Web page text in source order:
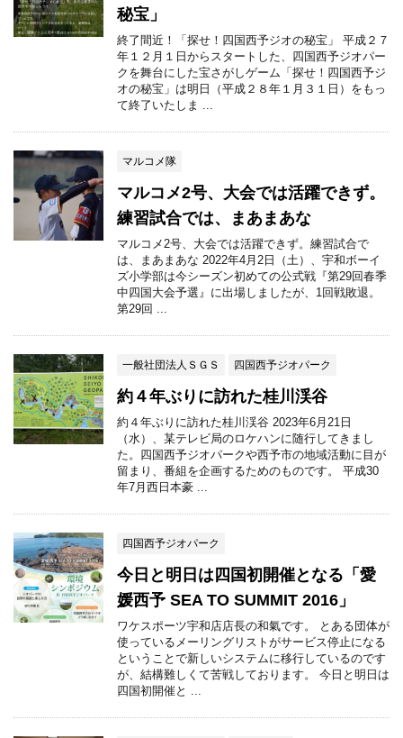
秘宝」
終了間近！「探せ！四国西予ジオの秘宝」 平成２７
年１２月１日からスタートした、四国西予ジオパー
クを舞台にした宝さがしゲーム「探せ！四国西予ジ
オの秘宝」は明日（平成２８年１月３１日）をもっ
て終了いたしま ...
マルコメ隊
マルコメ2号、大会では活躍できず。
練習試合では、まあまあな
マルコメ2号、大会では活躍できず。練習試合で
は、まあまあな 2022年4月2日（土）、宇和ボーイ
ズ小学部は今シーズン初めての公式戦『第29回春季
中四国大会予選』に出場しましたが、1回戦敗退。
第29回 ...
一般社団法人ＳＧＳ 四国西予ジオパーク
約４年ぶりに訪れた桂川渓谷
約４年ぶりに訪れた桂川渓谷 2023年6月21日
（水）、某テレビ局のロケハンに随行してきまし
た。四国西予ジオパークや西予市の地域活動に目が
留まり、番組を企画するためのものです。 平成30
年7月西日本豪 ...
四国西予ジオパーク
今日と明日は四国初開催となる「愛
媛西予 SEA TO SUMMIT 2016」
ワケスポーツ宇和店店長の和氣です。 とある団体が
使っているメーリングリストがサービス停止になる
ということで新しいシステムに移行しているのです
が、結構難しくて苦戦しております。 今日と明日は
四国初開催と ...